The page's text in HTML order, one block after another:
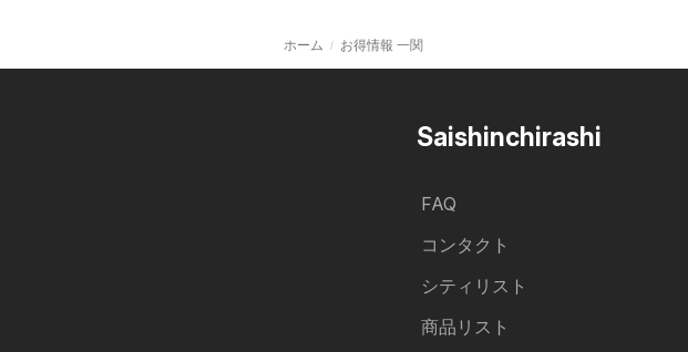
ホーム お得情報 一関
Saishinchirashi
FAQ
コンタクト
シティリスト
商品リスト